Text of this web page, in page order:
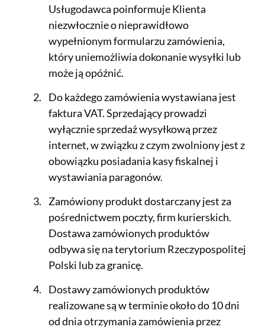
Usługodawca poinformuje Klienta
niezwłocznie o nieprawidłowo
wypełnionym formularzu zamówienia,
który uniemożliwia dokonanie wysyłki lub
może ją opóźnić.
Do każdego zamówienia wystawiana jest
faktura VAT. Sprzedający prowadzi
wyłącznie sprzedaż wysyłkową przez
internet, w związku z czym zwolniony jest z
obowiązku posiadania kasy fiskalnej i
wystawiania paragonów.
Zamówiony produkt dostarczany jest za
pośrednictwem poczty, firm kurierskich.
Dostawa zamówionych produktów
odbywa się na terytorium Rzeczypospolitej
Polski lub za granicę.
Dostawy zamówionych produktów
realizowane są w terminie około do 10 dni
od dnia otrzymania zamówienia przez